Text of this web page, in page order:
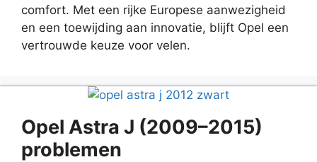
comfort. Met een rijke Europese aanwezigheid
en een toewijding aan innovatie, blijft Opel een
vertrouwde keuze voor velen.
Opel Astra J (2009–2015)
problemen